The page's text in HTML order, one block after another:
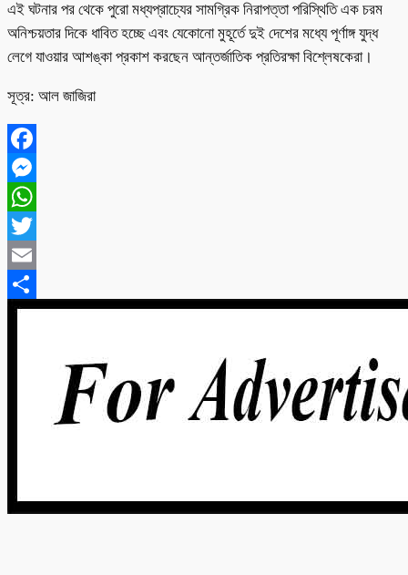
এই ঘটনার পর থেকে পুরো মধ্যপ্রাচ্যের সামগ্রিক নিরাপত্তা পরিস্থিতি এক চরম
অনিশ্চয়তার দিকে ধাবিত হচ্ছে এবং যেকোনো মুহূর্তে দুই দেশের মধ্যে পূর্ণাঙ্গ যুদ্ধ
লেগে যাওয়ার আশঙ্কা প্রকাশ করছেন আন্তর্জাতিক প্রতিরক্ষা বিশ্লেষকেরা।
সূত্র: আল জাজিরা
Facebook
Messenger
WhatsApp
Twitter
Email
Share